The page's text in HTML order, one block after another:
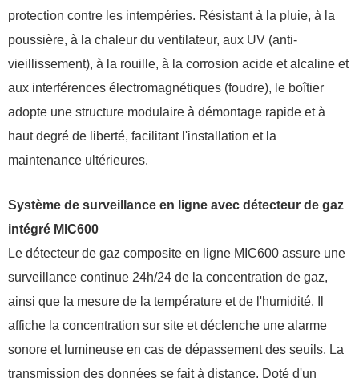
protection contre les intempéries. Résistant à la pluie, à la
poussière, à la chaleur du ventilateur, aux UV (anti-
vieillissement), à la rouille, à la corrosion acide et alcaline et
aux interférences électromagnétiques (foudre), le boîtier
adopte une structure modulaire à démontage rapide et à
haut degré de liberté, facilitant l'installation et la
maintenance ultérieures.
Système de surveillance en ligne avec détecteur de gaz
intégré MIC600
Le détecteur de gaz composite en ligne MIC600 assure une
surveillance continue 24h/24 de la concentration de gaz,
ainsi que la mesure de la température et de l'humidité. Il
affiche la concentration sur site et déclenche une alarme
sonore et lumineuse en cas de dépassement des seuils. La
transmission des données se fait à distance. Doté d'un